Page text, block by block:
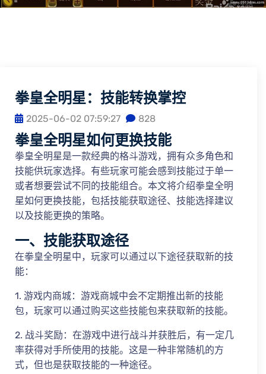
拳皇全明星：技能转换掌控
2025-06-02 07:59:27 828
拳皇全明星如何更换技能
拳皇全明星是一款经典的格斗游戏，拥有众多角色和
技能供玩家选择。有些玩家可能会感到技能过于单一
或者想要尝试不同的技能组合。本文将介绍拳皇全明
星如何更换技能，包括技能获取途径、技能选择建议
以及技能更换的策略。
一、技能获取途径
在拳皇全明星中，玩家可以通过以下途径获取新的技
能：
1. 游戏内商城：游戏商城中会不定期推出新的技能
包，玩家可以通过购买这些技能包来获取新的技能。
2. 战斗奖励：在游戏中进行战斗并获胜后，有一定几
率获得对手所使用的技能。这是一种非常随机的方
式，但也是获取技能的一种途径。